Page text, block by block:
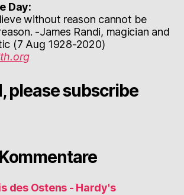
Day:
without reason cannot be
-James Randi, magician and
(7 Aug 1928-2020)
please subscribe
des Ostens - Hardy's